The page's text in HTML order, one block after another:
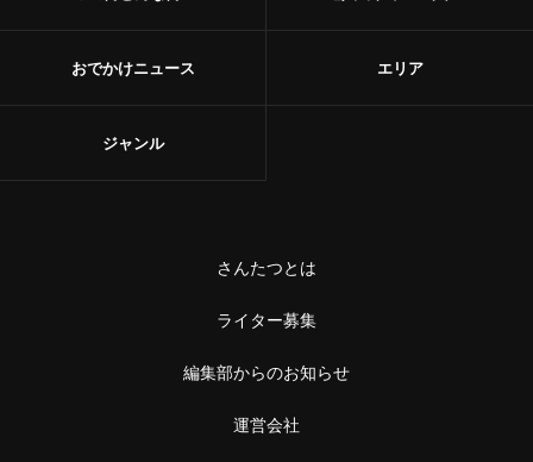
おでかけニュース エリア
ジャンル
さんたつとは
ライター募集
編集部からのお知らせ
運営会社